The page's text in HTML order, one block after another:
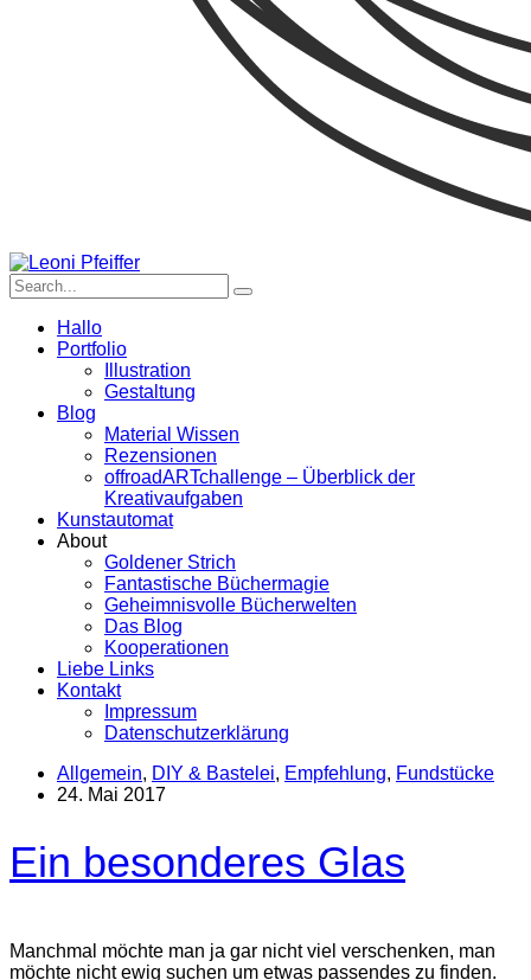
Hallo
Portfolio
Illustration
Gestaltung
Blog
Material Wissen
Rezensionen
offroadARTchallenge – Überblick der
Kreativaufgaben
Kunstautomat
About
Goldener Strich
Fantastische Büchermagie
Geheimnisvolle Bücherwelten
Das Blog
Kooperationen
Liebe Links
Kontakt
Impressum
Datenschutzerklärung
Allgemein, DIY & Bastelei, Empfehlung, Fundstücke
24. Mai 2017
Ein besonderes Glas
Manchmal möchte man ja gar nicht viel verschenken, man
möchte nicht ewig suchen um etwas passendes zu finden.